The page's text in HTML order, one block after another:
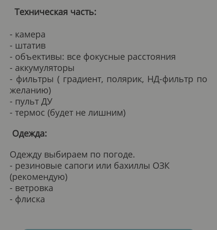
Техническая часть:
- камера
- штатив
- объективы: все фокусные расстояния
- аккумуляторы
- фильтры ( градиент, полярик, НД-фильтр по
желанию)
- пульт ДУ
- термос (будет не лишним)
Одежда:
Одежду выбираем по погоде.
- резиновые сапоги или бахиллы ОЗК
(рекомендую)
- ветровка
- флиска